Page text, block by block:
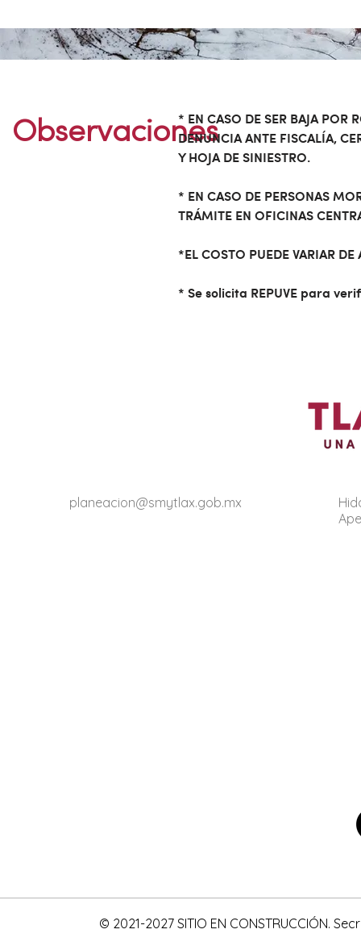
Observaciones
* EN CASO DE SER BAJA POR
DENUNCIA ANTE FISCALÍA,
Y HOJA DE SINIESTRO.
* EN CASO DE PERSONAS
TRÁMITE EN OFICINAS
*EL COSTO PUEDE VARIAR
* Se solicita REPUVE para
planeacion@smytlax.gob.mx
© 2021-2027 SITIO EN CONSTRUCCIÓN.